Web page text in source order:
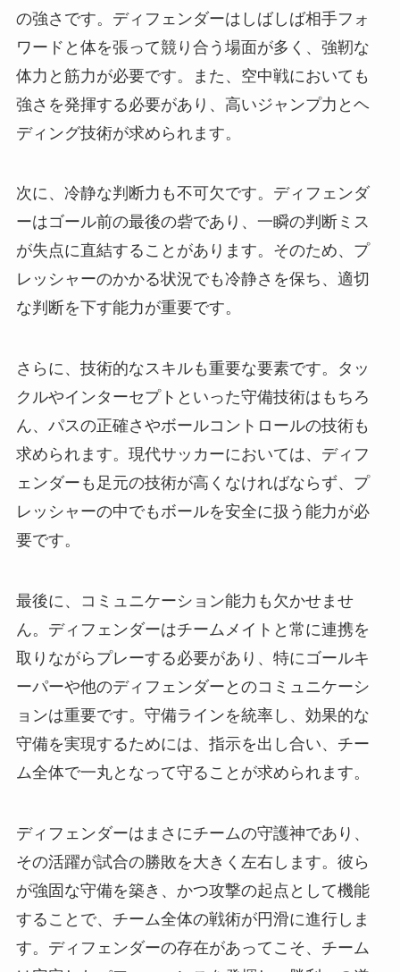
の強さです。ディフェンダーはしばしば相手フォ
ワードと体を張って競り合う場面が多く、強靭な
体力と筋力が必要です。また、空中戦においても
強さを発揮する必要があり、高いジャンプ力とヘ
ディング技術が求められます。
次に、冷静な判断力も不可欠です。ディフェンダ
ーはゴール前の最後の砦であり、一瞬の判断ミス
が失点に直結することがあります。そのため、プ
レッシャーのかかる状況でも冷静さを保ち、適切
な判断を下す能力が重要です。
さらに、技術的なスキルも重要な要素です。タッ
クルやインターセプトといった守備技術はもちろ
ん、パスの正確さやボールコントロールの技術も
求められます。現代サッカーにおいては、ディフ
ェンダーも足元の技術が高くなければならず、プ
レッシャーの中でもボールを安全に扱う能力が必
要です。
最後に、コミュニケーション能力も欠かせませ
ん。ディフェンダーはチームメイトと常に連携を
取りながらプレーする必要があり、特にゴールキ
ーパーや他のディフェンダーとのコミュニケーシ
ョンは重要です。守備ラインを統率し、効果的な
守備を実現するためには、指示を出し合い、チー
ム全体で一丸となって守ることが求められます。
ディフェンダーはまさにチームの守護神であり、
その活躍が試合の勝敗を大きく左右します。彼ら
が強固な守備を築き、かつ攻撃の起点として機能
することで、チーム全体の戦術が円滑に進行しま
す。ディフェンダーの存在があってこそ、チーム